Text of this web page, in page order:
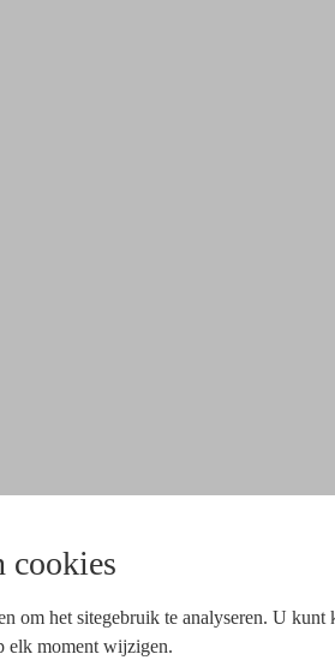
cookies
om het sitegebruik te analyseren. U
elk moment wijzigen.